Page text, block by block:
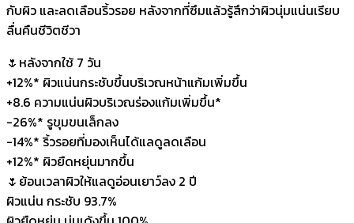
กับผิว และลดเลือนริ้วรอย หลังจากที่ซึมแล้วรู้สึกว่าผิวนุ่มแน่นเรียบ
ลื่นคืนชีวิตชีวา
🌷หลังจากใช้ 7 วัน
+12%* ผิวแน่นกระชับขึ้นบริเวณหน้าแก้มเพิ่มขึ้น
+8.6 ความแน่นผิวบริเวณร่องแก้มเพิ่มขึ้น*
-26%* รูขุมขนเล็กลง
-14%* ริ้วรอยที่มองเห็นได้แลดูลดเลือน
+12%* ผิวยืดหยุ่นมากขึ้น
🌷ย้อนเวลาผิวให้แลดูอ่อนเยาว์ลง 2 ปี
ผิวแน่น กระชับ 93.7%